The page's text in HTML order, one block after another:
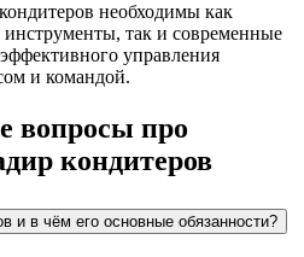
необходимы как
так и современные
управления
и командой.
вопросы про
кондитеров
и в чём его основные обязанности?